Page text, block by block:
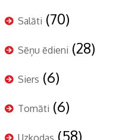
Salāti (70)
Sēņu ēdieni (28)
Siers (6)
Tomāti (6)
Uzkodas (58)